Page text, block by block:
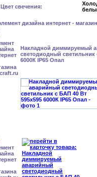
Цвет свечения:
Накладной диммируемый
светодиодный светильник
6000К IP65 Опал